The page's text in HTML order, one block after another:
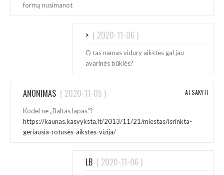
formą nusimanot
> ( 2020-11-06 )
O tas namas vidury aikštės gal jau
avarinės būklės?
ANONIMAS ( 2020-11-05 ) ATSAKYTI
Kodėl ne „Baltas lapas“?
https://kaunas.kasvyksta.lt/2013/11/21/miestas/isrinkta-
geriausia-rotuses-aikstes-vizija/
LB ( 2020-11-06 )